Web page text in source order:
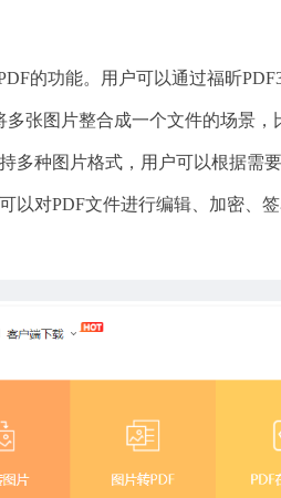
的功能。用户可以通过福昕
张图片整合成一个文件的场景，
多种图片格式，用户可以根据需
以对PDF文件进行编辑、加密、